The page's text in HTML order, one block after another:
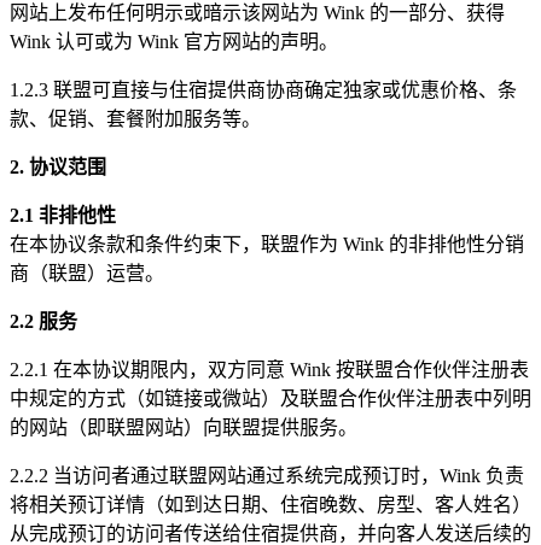
网站上发布任何明示或暗示该网站为 Wink 的一部分、获得
Wink 认可或为 Wink 官方网站的声明。
1.2.3 联盟可直接与住宿提供商协商确定独家或优惠价格、条
款、促销、套餐附加服务等。
2. 协议范围
2.1 非排他性
在本协议条款和条件约束下，联盟作为 Wink 的非排他性分销
商（联盟）运营。
2.2 服务
2.2.1 在本协议期限内，双方同意 Wink 按联盟合作伙伴注册表
中规定的方式（如链接或微站）及联盟合作伙伴注册表中列明
的网站（即联盟网站）向联盟提供服务。
2.2.2 当访问者通过联盟网站通过系统完成预订时，Wink 负责
将相关预订详情（如到达日期、住宿晚数、房型、客人姓名）
从完成预订的访问者传送给住宿提供商，并向客人发送后续的